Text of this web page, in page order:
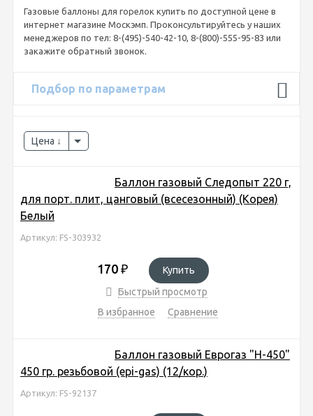
Газовые баллоны для горелок купить по доступной цене в
интернет магазине Москэмп. Проконсультируйтесь у наших
менеджеров по тел: 8-(495)-540-42-10, 8-(800)-555-95-83 или
закажите обратный звонок.
Подбор по параметрам
Цена
Баллон газовый Следопыт 220 г,
для порт. плит, цанговый (всесезонный) (Корея)
Белый
Артикул: FS-303932
170 ₽
Купить
Быстрый просмотр
В избранное
Сравнение
Баллон газовый Еврогаз "Н-450"
450 гр. резьбовой (epi-gas) (12/кор.)
Артикул: FS-92137